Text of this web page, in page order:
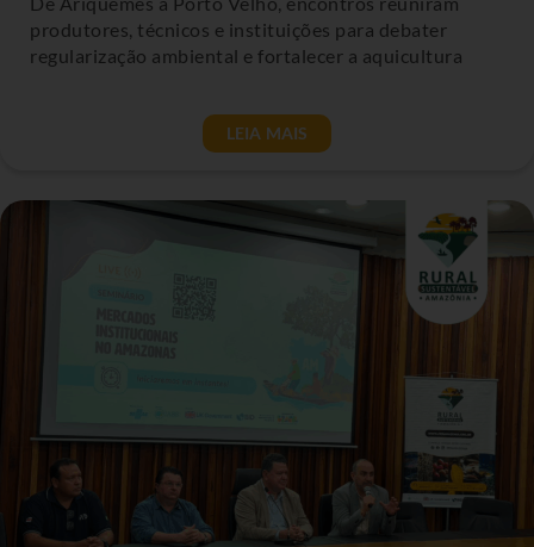
produtores, técnicos e instituições para debater
regularização ambiental e fortalecer a aquicultura
LEIA MAIS